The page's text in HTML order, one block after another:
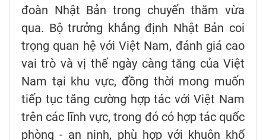
đoàn Nhật Bản trong chuyến thăm vừa
qua. Bộ trưởng khẳng định Nhật Bản coi
trọng quan hệ với Việt Nam, đánh giá cao
vai trò và vị thế ngày càng tăng của Việt
Nam tại khu vực, đồng thời mong muốn
tiếp tục tăng cường hợp tác với Việt Nam
trên các lĩnh vực, trong đó có hợp tác quốc
phòng - an ninh, phù hợp với khuôn khổ